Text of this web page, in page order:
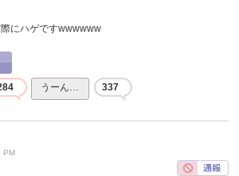
にハゲですwwwwww
うーん… 337
PM